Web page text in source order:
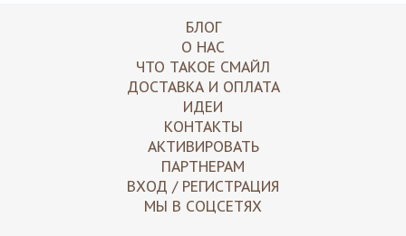
БЛОГ
О НАС
ЧТО ТАКОЕ СМАЙЛ
ДОСТАВКА И ОПЛАТА
ИДЕИ
КОНТАКТЫ
АКТИВИРОВАТЬ
ПАРТНЕРАМ
ВХОД / РЕГИСТРАЦИЯ
МЫ В СОЦСЕТЯХ